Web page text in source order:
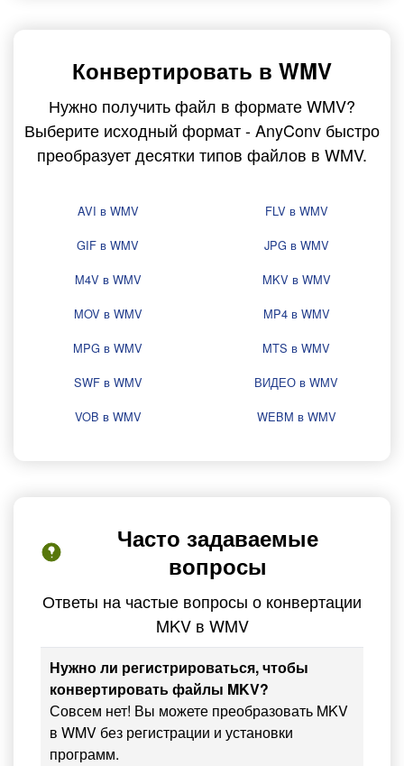
Конвертировать в WMV
Нужно получить файл в формате WMV?
Выберите исходный формат - AnyConv быстро
преобразует десятки типов файлов в WMV.
AVI в WMV
FLV в WMV
GIF в WMV
JPG в WMV
M4V в WMV
MKV в WMV
MOV в WMV
MP4 в WMV
MPG в WMV
MTS в WMV
SWF в WMV
ВИДЕО в WMV
VOB в WMV
WEBM в WMV
Часто задаваемые
вопросы
Ответы на частые вопросы о конвертации
MKV в WMV
Нужно ли регистрироваться, чтобы
конвертировать файлы MKV?
Совсем нет! Вы можете преобразовать MKV
в WMV без регистрации и установки
программ.